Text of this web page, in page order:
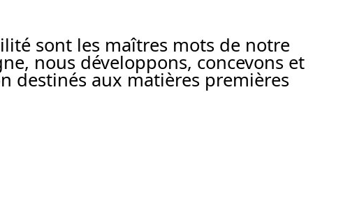
sont les maîtres mots de notre
nous développons, concevons et
destinés aux matières premières